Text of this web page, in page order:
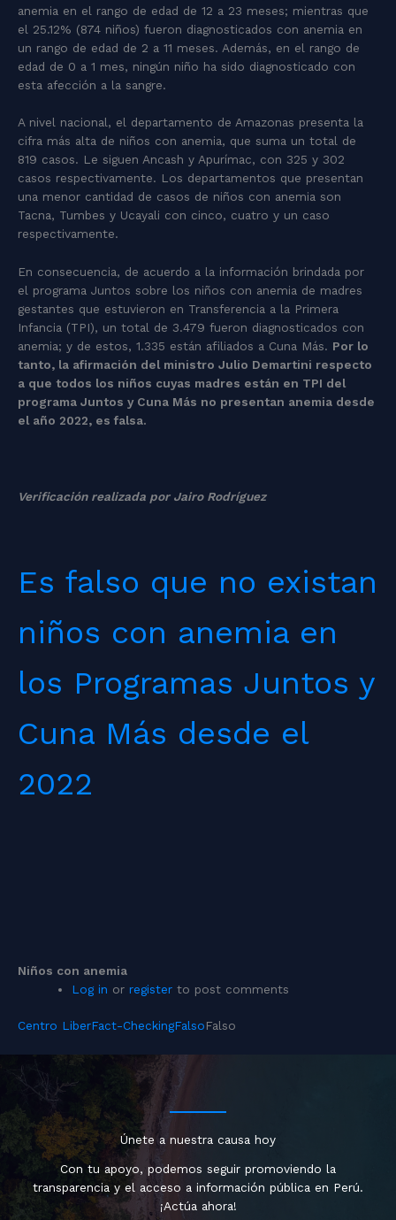
anemia en el rango de edad de 12 a 23 meses; mientras que
el 25.12% (874 niños) fueron diagnosticados con anemia en
un rango de edad de 2 a 11 meses. Además, en el rango de
edad de 0 a 1 mes, ningún niño ha sido diagnosticado con
esta afección a la sangre.
A nivel nacional, el departamento de Amazonas presenta la
cifra más alta de niños con anemia, que suma un total de
819 casos. Le siguen Ancash y Apurímac, con 325 y 302
casos respectivamente. Los departamentos que presentan
una menor cantidad de casos de niños con anemia son
Tacna, Tumbes y Ucayali con cinco, cuatro y un caso
respectivamente.
En consecuencia, de acuerdo a la información brindada por
el programa Juntos sobre los niños con anemia de madres
gestantes que estuvieron en Transferencia a la Primera
Infancia (TPI), un total de 3.479 fueron diagnosticados con
anemia; y de estos, 1.335 están afiliados a Cuna Más. Por lo
tanto, la afirmación del ministro Julio Demartini respecto
a que todos los niños cuyas madres están en TPI del
programa Juntos y Cuna Más no presentan anemia desde
el año 2022, es falsa.
Verificación realizada por Jairo Rodríguez
Es falso que no existan
niños con anemia en
los Programas Juntos y
Cuna Más desde el
2022
Niños con anemia
Log in orregister to post comments
Centro LiberFact-CheckingFalsoFalso
Únete a nuestra causa hoy
Con tu apoyo, podemos seguir promoviendo la
transparencia y el acceso a información pública en Perú.
¡Actúa ahora!